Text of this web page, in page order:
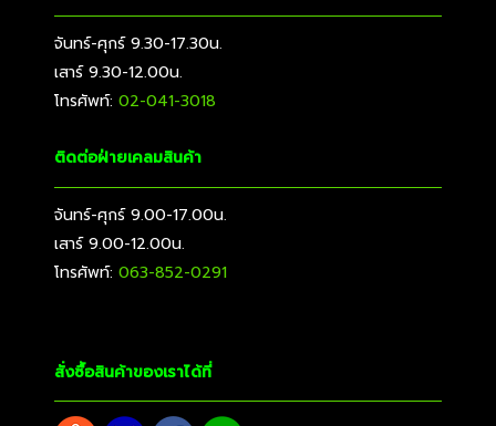
จันทร์-ศุกร์ 9.30-17.30น.
เสาร์ 9.30-12.00น.
โทรศัพท์: 02-041-3018
ติดต่อฝ่ายเคลมสินค้า
จันทร์-ศุกร์ 9.00-17.00น.
เสาร์ 9.00-12.00น.
โทรศัพท์: 063-852-0291
สั่งซื้อสินค้าของเราได้ที่